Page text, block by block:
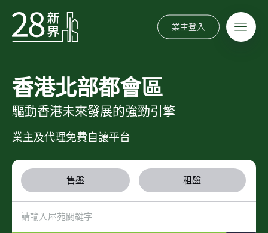
業主登入
香港北部都會區
驅動香港未來發展的強勁引擎
業主及代理免費自讓平台
售盤 租盤